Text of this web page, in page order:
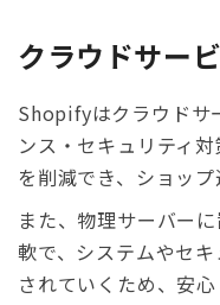
クラウドサー
Shopifyはクラウドサ
ンス・セキュリティ
を削減でき、ショッ
また、物理サーバー
軟で、システムやセ
されていくため、安